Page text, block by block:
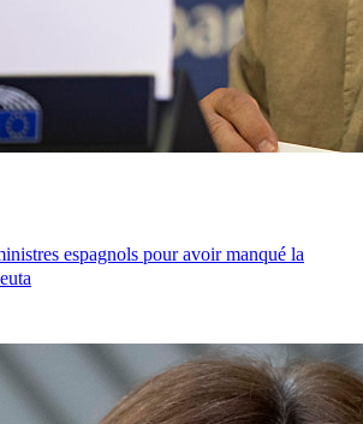
espagnols pour avoir manqué la